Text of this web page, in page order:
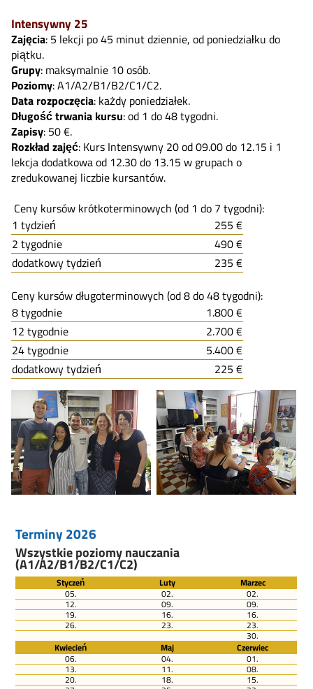
Intensywny 25
Zajęcia: 5 lekcji po 45 minut dziennie, od poniedziałku do
piątku.
Grupy: maksymalnie 10 osób.
Poziomy: A1/A2/B1/B2/C1/C2.
Data rozpoczęcia: każdy poniedziałek.
Długość trwania kursu: od 1 do 48 tygodni.
Zapisy: 50 €.
Rozkład zajęć: Kurs Intensywny 20 od 09.00 do 12.15 i 1
lekcja dodatkowa od 12.30 do 13.15 w grupach o
zredukowanej liczbie kursantów.
Ceny kursów krótkoterminowych (od 1 do 7 tygodni):
1 tydzień
255 €
2 tygodnie
490 €
dodatkowy tydzień
235 €
Ceny kursów długoterminowych (od 8 do 48 tygodni):
8 tygodnie
1.800 €
12 tygodnie
2.700 €
24 tygodnie
5.400 €
dodatkowy tydzień
225 €
Terminy 2026
Wszystkie poziomy nauczania
(A1/A2/B1/B2/C1/C2)
Styczeń Luty
Marzec
05.
02. 02.
12. 09. 09.
19. 16. 16.
26. 23. 23.
30.
Kwiecień
Maj
Czerwiec
06.
04. 01.
13. 11. 08.
20. 18. 15.